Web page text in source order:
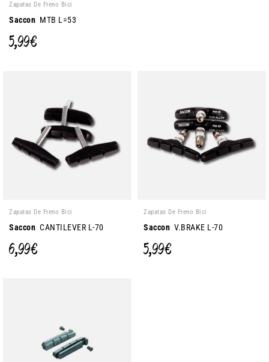
Zapatas De Freno Bici
Saccon MTB L=53
5,99 €
Zapatas De Freno Bici
Saccon CANTILEVER L-70
6,99 €
Zapatas De Freno Bici
Saccon V.BRAKE L-70
5,99 €